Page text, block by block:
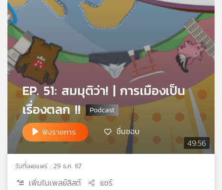
เกี่ยว
กับ
เรา
เครือ
ข่าย
วิทยุ
ไทย
บี
เอส
แผนที่
49:56
EP. 51: สมมุติว่า! | การเมืองเป็น
เรื่องตลก !!
ฟังรายการ ชื่นชอบ
วันที่เผยแพร่ : 29 ธ.ค. 67
เพิ่มในเพลย์ลิสต์ แชร์